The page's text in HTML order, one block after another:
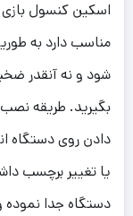
مناسب دارد به
شود و نه آنقدر
بگیرید. طریقه نصب
دادن روی دستگاه
یا تغییر برچسب
دستگاه جدا